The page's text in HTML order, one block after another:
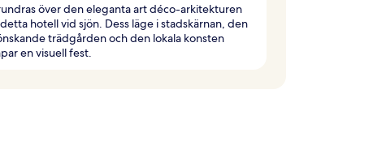
över den eleganta art déco-arkitekturen
hotell vid sjön. Dess läge i stadskärnan, den
trädgården och den lokala konsten
en visuell fest.